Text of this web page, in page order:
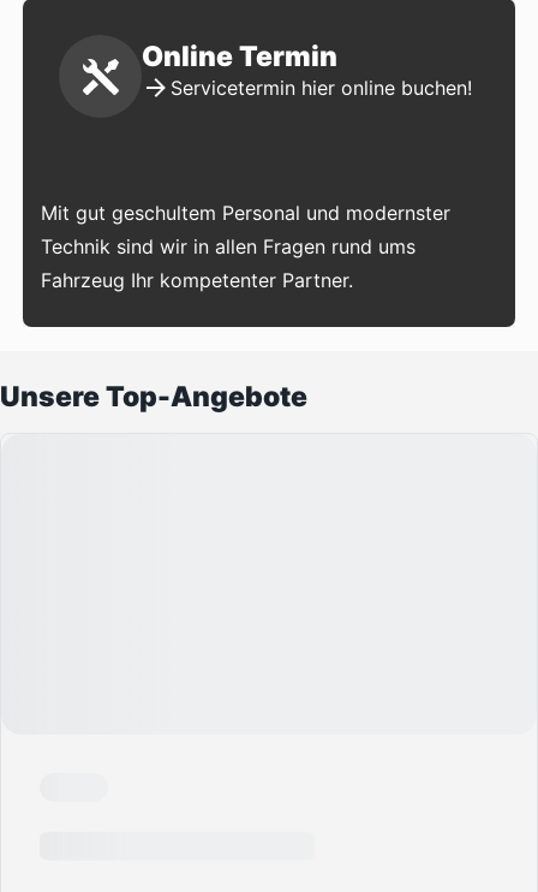
Online Termin
Servicetermin hier online buchen!
Mit gut geschultem Personal und modernster
Technik sind wir in allen Fragen rund ums
Fahrzeug Ihr kompetenter Partner.
Unsere Top-Angebote